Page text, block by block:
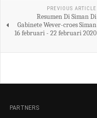
PREVIOUS ARTICLE
Resumen Di Siman Di
Gabinete Wever-croes Siman
16 februari - 22 februari 2020
PARTNERS